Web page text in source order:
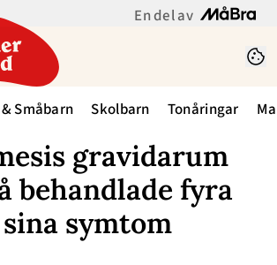
En del av
Småbarn Skolbarn Tonåringar
gravidarum
behandlade fyra
symtom